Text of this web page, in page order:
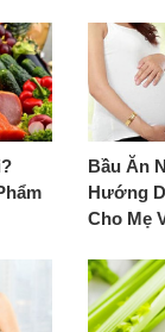
Bầu Ăn
Hướng
Cho Mẹ